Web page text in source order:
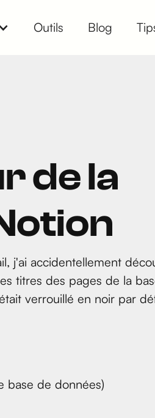
Outils Blog
de la
j'ai accidentellement
titres des pages de la
verrouillé en noir par
base de données)